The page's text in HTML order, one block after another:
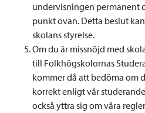
undervisningen permanent
punkt ovan. Detta beslut
skolans styrelse.
Om du är missnöjd med
till Folkhögskolornas
kommer då att bedöma om
korrekt enligt vår
också yttra sig om våra